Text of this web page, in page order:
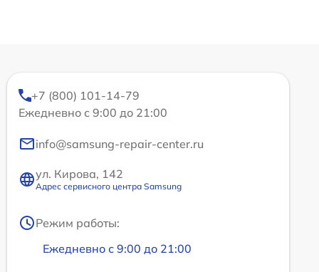
+7 (800) 101-14-79
Ежедневно с 9:00 до 21:00
info@samsung-repair-center.ru
ул. Кирова, 142
Адрес сервисного центра Samsung
Режим работы:
Ежедневно с 9:00 до 21:00